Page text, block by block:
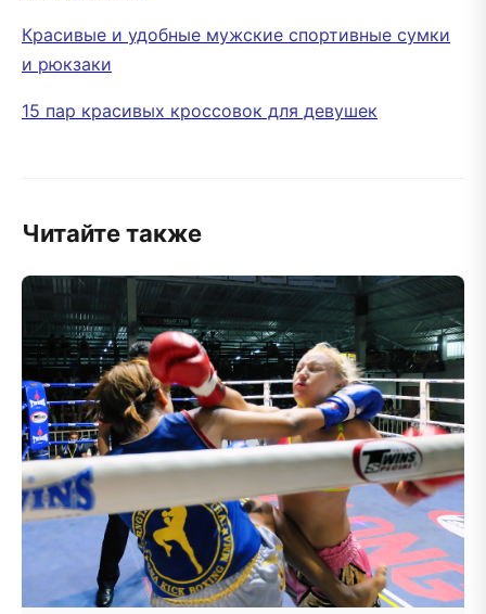
Красивые и удобные мужские спортивные сумки
и рюкзаки
15 пар красивых кроссовок для девушек
Читайте также